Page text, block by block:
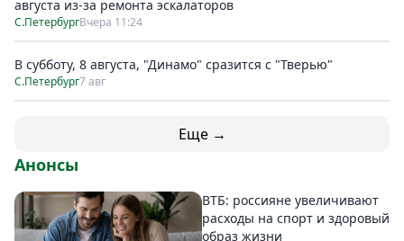
августа из-за ремонта эскалаторов
С.ПетербургВчера 11:24
В субботу, 8 августа, "Динамо" сразится с "Тверью"
С.Петербург7 авг
Еще →
Анонсы
ВТБ: россияне увеличивают
расходы на спорт и здоровый
образ жизни